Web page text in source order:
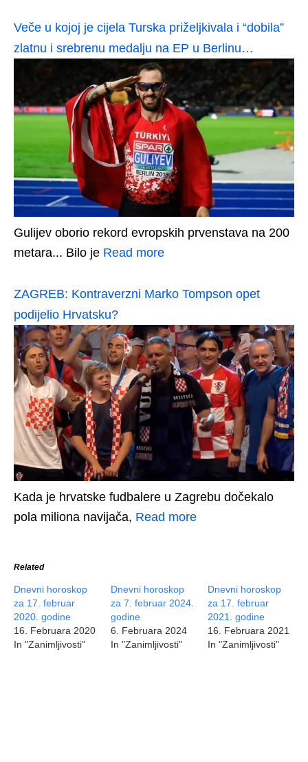
Veče u kojoj je cijela Turska priželjkivala i “dobila”
zlatnu i srebrenu medalju na EP u Berlinu…
Gulijev oborio rekord evropskih prvenstava na 200
metara... Bilo je Read more
ZAGREB: Kontraverzni Marko Tompson opet
podijelio Hrvatsku?
Kada je hrvatske fudbalere u Zagrebu dočekalo
pola miliona navijača, Read more
Related
Dnevni horoskop
za 17. februar
2020. godine
16. Februara 2020
In "Zanimljivosti"
Dnevni horoskop
za 7. februar 2024.
godine
6. Februara 2024
In "Zanimljivosti"
Dnevni horoskop
za 17. februar
2021. godine
16. Februara 2021
In "Zanimljivosti"